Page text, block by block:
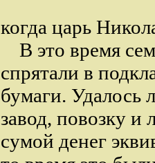
когда царь
В это время
спрятали в
бумаги. Удалось
завод, повозку
сумой денег